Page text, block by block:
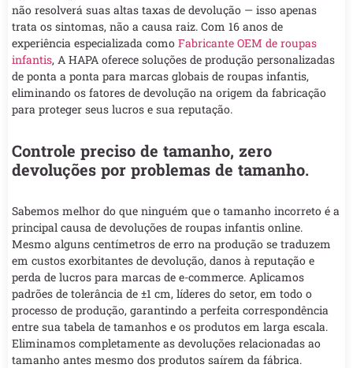
não resolverá suas altas taxas de devolução — isso apenas
trata os sintomas, não a causa raiz. Com 16 anos de
experiência especializada como Fabricante OEM de roupas
infantis, A HAPA oferece soluções de produção personalizadas
de ponta a ponta para marcas globais de roupas infantis,
eliminando os fatores de devolução na origem da fabricação
para proteger seus lucros e sua reputação.
Controle preciso de tamanho, zero
devoluções por problemas de tamanho.
Sabemos melhor do que ninguém que o tamanho incorreto é a
principal causa de devoluções de roupas infantis online.
Mesmo alguns centímetros de erro na produção se traduzem
em custos exorbitantes de devolução, danos à reputação e
perda de lucros para marcas de e-commerce. Aplicamos
padrões de tolerância de ±1 cm, líderes do setor, em todo o
processo de produção, garantindo a perfeita correspondência
entre sua tabela de tamanhos e os produtos em larga escala.
Eliminamos completamente as devoluções relacionadas ao
tamanho antes mesmo dos produtos saírem da fábrica.